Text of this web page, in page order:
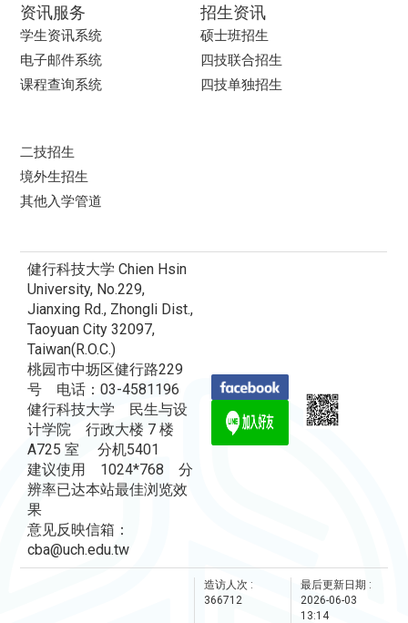
资讯服务
学生资讯系统
电子邮件系统
课程查询系统
招生资讯
硕士班招生
四技联合招生
四技单独招生
二技招生
境外生招生
其他入学管道
健行科技大学 Chien Hsin
University, No.229,
Jianxing Rd., Zhongli Dist.,
Taoyuan City 32097,
Taiwan(R.O.C.)
桃园市中坜区健行路229
号 电话：03-4581196
健行科技大学 民生与设
计学院 行政大楼 7 楼
A725 室 分机5401
建议使用 1024*768 分
辨率已达本站最佳浏览效
果
意见反映信箱：
cba@uch.edu.tw
造访人次 :
366712
最后更新日期 :
2026-06-03
13:14